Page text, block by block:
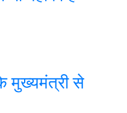
मुख्यमंत्री से